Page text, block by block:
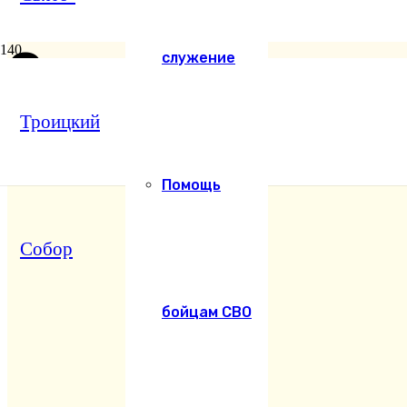
Троицкий
Собор
служение
Помощь
бойцам СВО
О вере и